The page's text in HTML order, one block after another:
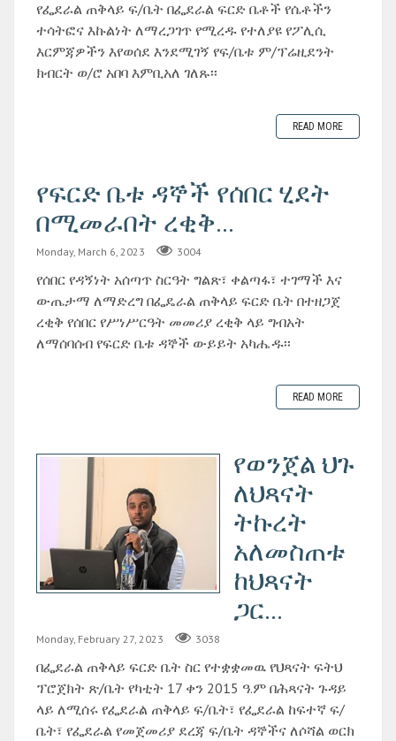
የፌደራል ጠቅላይ ፍ/ቤት በፌደራል ፍርድ ቤቶች የሴቶችን
ተሳትፎና እኩልነት ለማረጋገጥ የሚረዱ የተለያዩ የፖሊሲ
እርምጃዎችን እየወሰደ እንደሚገኝ የፍ/ቤቱ ም/ፕሬዚደንት
ክብርት ወ/ሮ አበባ እምቢአለ ገለጹ፡፡
READ MORE
የፍርድ ቤቱ ዳኞች የሰበር ሂደት
በሚመራበት ረቂቅ...
Monday, March 6, 2023 3004
የሰበር የዳኝነት አሰጣጥ ስርዓት ግልጽ፣ ቀልጣፋ፣ ተገማች እና
ውጤታማ ለማድረግ በፌዴራል ጠቅላይ ፍርድ ቤት በተዘጋጀ
ረቂቅ የሰበር የሥነሥርዓት መመሪያ ረቂቅ ላይ ግብአት
ለማሰባሰብ የፍርድ ቤቱ ዳኞች ውይይት አካሔዱ፡፡
READ MORE
የወንጀል ህጉ
ለህጻናት
ትኩረት
አለመስጠቱ
ከህጻናት
ጋር...
Monday, February 27, 2023 3038
በፌደራል ጠቅላይ ፍርድ ቤት ስር የተቋቋመዉ የህጻናት ፍትህ
ፕሮጀክት ጽ/ቤት የካቲት 17 ቀን 2015 ዓ.ም በሕጻናት ጉዳይ
ላይ ለሚሰሩ የፌደራል ጠቅላይ ፍ/ቤት፣ የፌደራል ከፍተኛ ፍ/
ቤት፣ የፌደራል የመጀመሪያ ደረጃ ፍ/ቤት ዳኞችና ለሶሻል ወርክ